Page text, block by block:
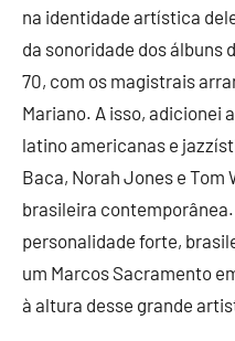
na identidade artística
da sonoridade dos álbuns
70, com os magistrais
Mariano. A isso, adicionei
latino americanas e
Baca, Norah Jones e Tom
brasileira
personalidade forte,
um Marcos Sacramento
à altura desse grande